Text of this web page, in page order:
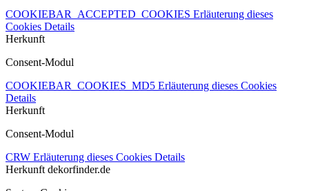
COOKIEBAR_ACCEPTED_COOKIES Erläuterung dieses
Cookies Details
Herkunft
Consent-Modul
COOKIEBAR_COOKIES_MD5 Erläuterung dieses Cookies
Details
Herkunft
Consent-Modul
CRW Erläuterung dieses Cookies Details
Herkunft dekorfinder.de